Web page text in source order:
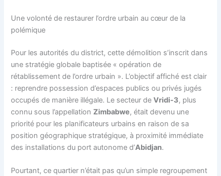
Une volonté de restaurer l’ordre urbain au cœur de la
polémique
Pour les autorités du district, cette démolition s’inscrit dans
une stratégie globale baptisée « opération de
rétablissement de l’ordre urbain ». L’objectif affiché est clair
: reprendre possession d’espaces publics ou privés jugés
occupés de manière illégale. Le secteur deVridi-3, plus
connu sous l’appellationZimbabwe, était devenu une
priorité pour les planificateurs urbains en raison de sa
position géographique stratégique, à proximité immédiate
des installations du port autonome d’Abidjan.
Pourtant, ce quartier n’était pas qu’un simple regroupement